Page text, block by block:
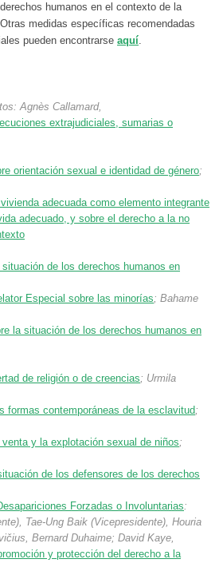
humanos en el contexto de la
medidas específicas recomendadas
pueden encontrarse aquí.
Agnès Callamard,
extrajudiciales, sumarias o
orientación sexual e identidad de género;
adecuada como elemento integrante
adecuado, y sobre el derecho a la no
de los derechos humanos en
Especial sobre las minorías; Bahame
la situación de los derechos humanos en
de religión o de creencias; Urmila
formas contemporáneas de la esclavitud;
y la explotación sexual de niños;
de los defensores de los derechos
Forzadas o Involuntarias:
Tae-Ung ​​Baik (Vicepresidente), Houria
Bernard Duhaime; David Kaye,
y protección del derecho a la